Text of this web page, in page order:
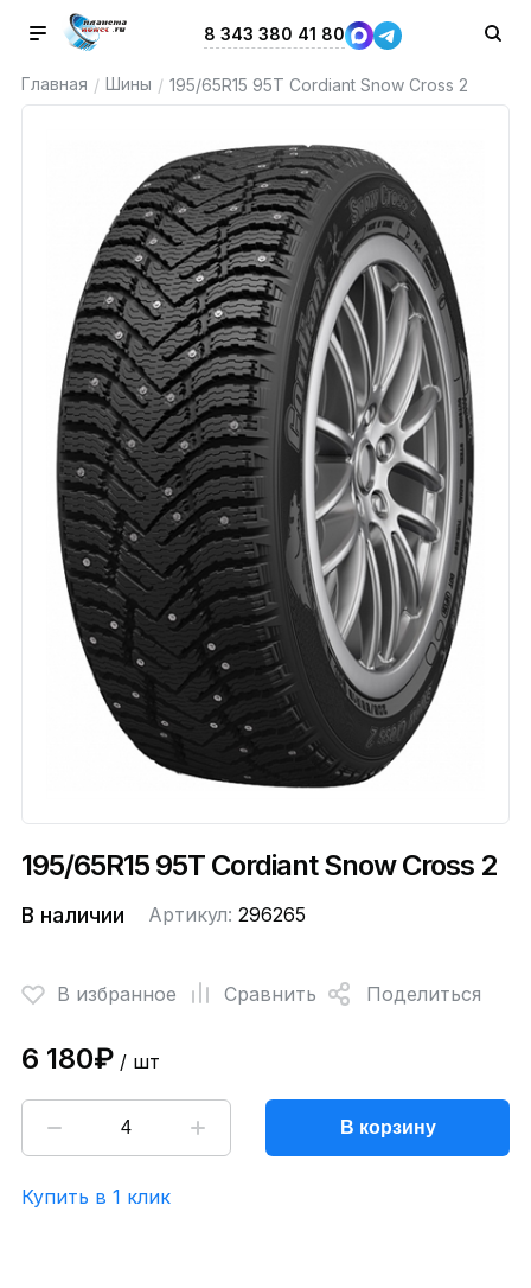
8 343 380 41 80
Главная / Шины / 195/65R15 95T Cordiant Snow Cross 2
195/65R15 95T Cordiant Snow Cross 2
В наличии Артикул: 296265
В избранное Сравнить Поделиться
6 180₽/ шт
В корзину
Купить в 1 клик